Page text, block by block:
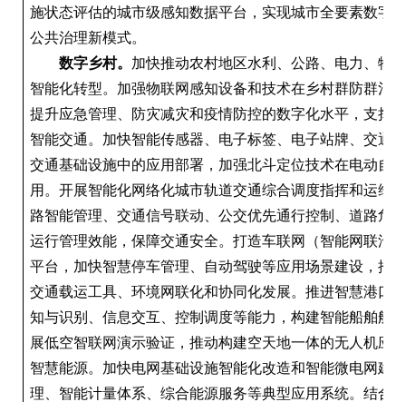
施状态评估的城市级感知数据平台，实现城市全要素数字
公共治理新模式。
数字乡村。 加快推动农村地区水利、公路、电力、物
智能化转型。加强物联网感知设备和技术在乡村群防群治
提升应急管理、防灾减灾和疫情防控的数字化水平，支撑
智能交通。加快智能传感器、电子标签、电子站牌、交通
交通基础设施中的应用部署，加强北斗定位技术在电动自
用。开展智能化网络化城市轨道交通综合调度指挥和运维
路智能管理、交通信号联动、公交优先通行控制、道路危
运行管理效能，保障交通安全。打造车联网（智能网联汽
平台，加快智慧停车管理、自动驾驶等应用场景建设，推
交通载运工具、环境网联化和协同化发展。推进智慧港口
知与识别、信息交互、控制调度等能力，构建智能船舶船
展低空智联网演示验证，推动构建空天地一体的无人机应
智慧能源。加快电网基础设施智能化改造和智能微电网建
理、智能计量体系、综合能源服务等典型应用系统。结合